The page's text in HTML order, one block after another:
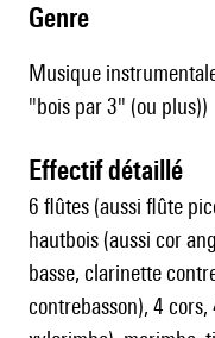
genre
Musique
"bois par 3" (ou plus))
effectif détaillé
6 flûtes (aussi flûte
hautbois (aussi cor
basse, clarinette
contrebasson), 4